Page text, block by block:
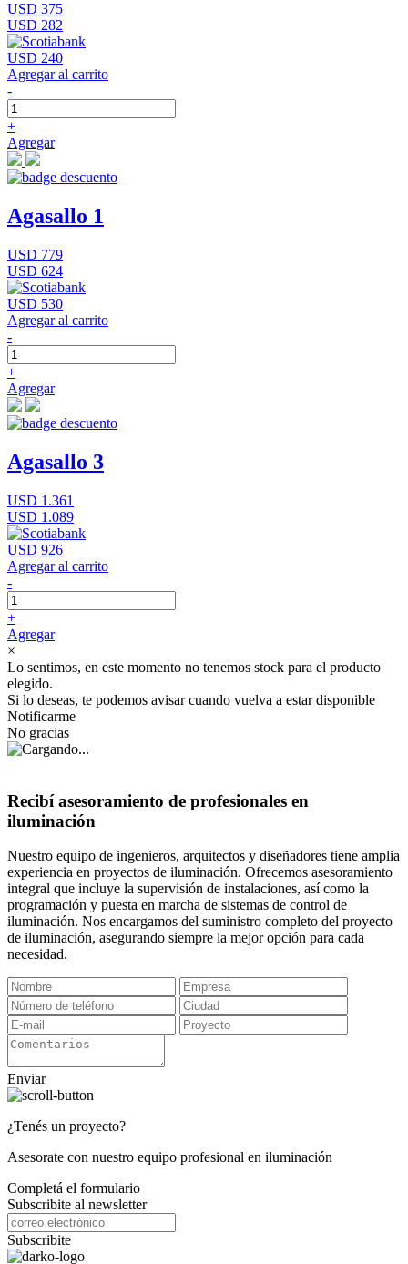
USD 375
USD 282
USD 240
Agregar al carrito
-
+
Agregar
Agasallo 1
USD 779
USD 624
USD 530
Agregar al carrito
-
+
Agregar
Agasallo 3
USD 1.361
USD 1.089
USD 926
Agregar al carrito
-
+
Agregar
×
Lo sentimos, en este momento no tenemos stock para el producto
elegido.
Si lo deseas, te podemos avisar cuando vuelva a estar disponible
Notificarme
No gracias
Recibí asesoramiento de profesionales en
iluminación
Nuestro equipo de ingenieros, arquitectos y diseñadores tiene amplia
experiencia en proyectos de iluminación. Ofrecemos asesoramiento
integral que incluye la supervisión de instalaciones, así como la
programación y puesta en marcha de sistemas de control de
iluminación. Nos encargamos del suministro completo del proyecto
de iluminación, asegurando siempre la mejor opción para cada
necesidad.
Enviar
¿Tenés un proyecto?
Asesorate con nuestro equipo profesional en iluminación
Completá el formulario
Subscribite al newsletter
Subscribite